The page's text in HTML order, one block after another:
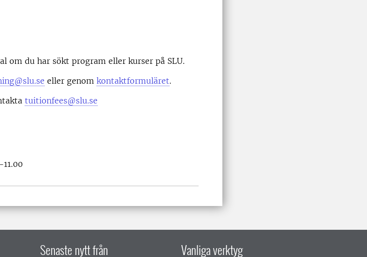
om du har sökt program eller kurser på SLU.
eller genom kontaktformuläret.
tuitionfees@slu.se
Senaste nytt från Vanliga verktyg